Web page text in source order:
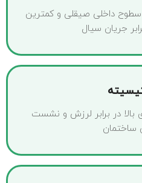
داخلی صیقلی و کمترین
جریان سیال
بالا در برابر لرزش و نشست
ساختمان